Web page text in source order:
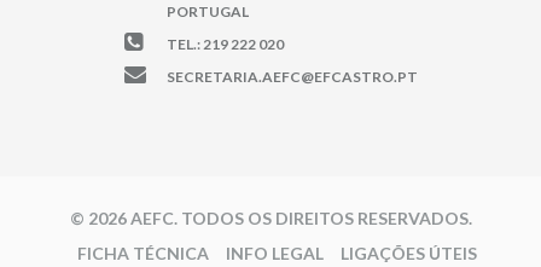
PORTUGAL
TEL.: 219 222 020
SECRETARIA.AEFC@EFCASTRO.PT
© 2026 AEFC. TODOS OS DIREITOS RESERVADOS.
FICHA TÉCNICA
INFO LEGAL
LIGAÇÕES ÚTEIS